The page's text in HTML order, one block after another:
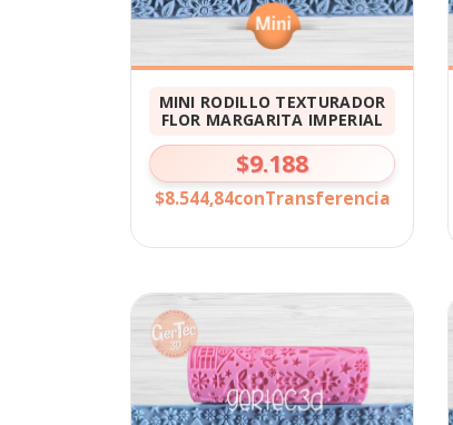
MINI RODILLO TEXTURADOR
FLOR MARGARITA IMPERIAL
$9.188
$8.544,84conTransferencia